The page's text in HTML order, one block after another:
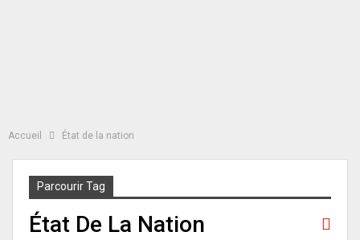
Accueil État de la nation
Parcourir Tag
État De La Nation